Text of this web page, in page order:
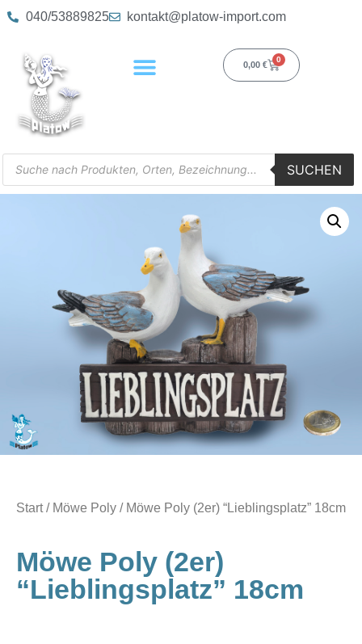
040/53889825 kontakt@platow-import.com
0,00 €
0
SUCHEN
Start/ Möwe Poly / Möwe Poly (2er) “Lieblingsplatz” 18cm
Möwe Poly (2er)
“Lieblingsplatz” 18cm